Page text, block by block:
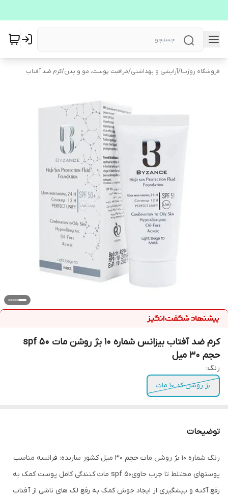
فروشگاه روژیتا/آرایشی و بهداشتی/مراقبت پوست، مو و بدن/کرم ضد آفتاب
کرم ضد آفتاب بیزانس شماره 10 بژ روشن مات spf 50
حجم 30 میل
رنگ:
بژ روشن کد 10 مات
توضیحات
رنگ شماره 10 بژ روشن مات حجم 30 میل کشور سازنده: فرانسه مناسب
پوستهای مختلط تا چرب حاویspf 50 مات‌ کنندگی کامل پوست کمک به
رفع آکنه و پیشگیری از ایجاد جوش کمک به رفع لک‌ های ناشی از آفتاب